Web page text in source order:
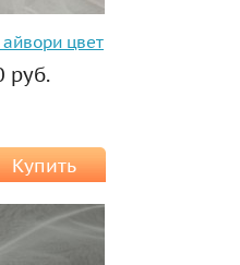
цвет
руб.
Купить